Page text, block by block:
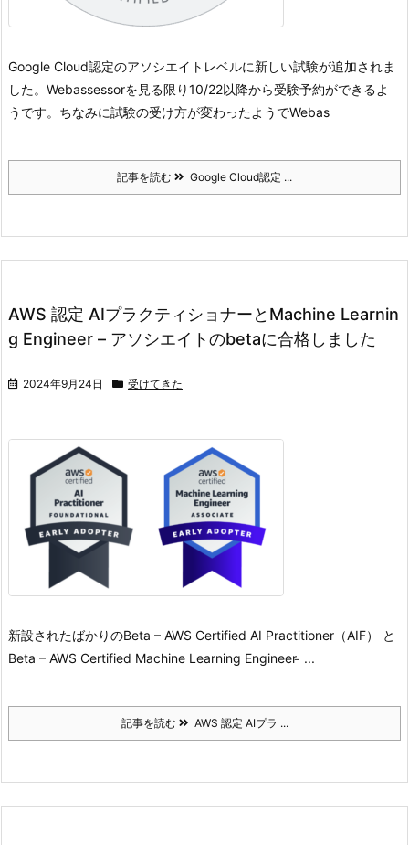
Google Cloud認定のアソシエイトレベルに新しい試験が追加されま
した。 Webassessorを見る限り10/22以降から受験予約ができるよ
うです。 ちなみに試験の受け方が変わったようでWebas
記事を読む Google Cloud認定 ...
AWS 認定 AIプラクティショナーとMachine Learnin
g Engineer – アソシエイトのbetaに合格しました
2024年9月24日 受けてきた
新設されたばかりのBeta – AWS Certified AI Practitioner（AIF） と
Beta – AWS Certified Machine Learning Engineer ̵ ...
記事を読む AWS 認定 AIプラ ...